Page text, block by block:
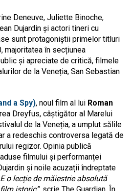
Deneuve, Juliette Binoche,
Dujardin și actori tineri cu
sunt protagoniștii primelor titluri
majoritatea în secțiunea
și apreciate de critică, filmele
de la Veneția, San Sebastian
a Spy), noul film al lui Roman
Dreyfus, câștigător al Marelui
de la Veneția, a umplut sălile
a redeschis controversa legată de
regizor. Opinia publică
filmului și performanței
și noile acuzații îndreptate
o lecție de măiestrie absolută